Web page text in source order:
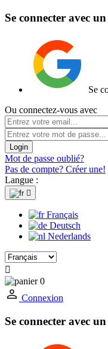
Se connecter avec
Se
Ou connectez-vous avec
Login
Mot de passe oublié?
Pas de compte? Créer une!
Langue :

Français
Deutsch
Nederlands

0
Connexion
Se connecter avec